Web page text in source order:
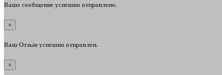
Ваше сообщение успешно отправлено.
×
Ваш Отзыв успешно отправлен.
×